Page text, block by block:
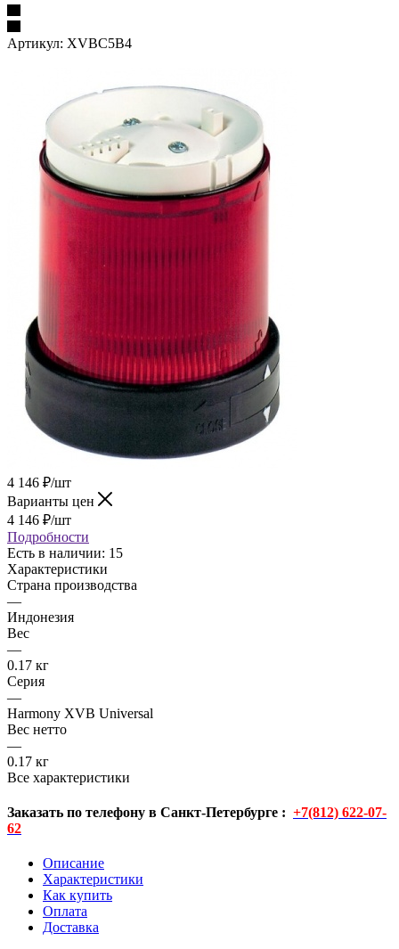
Артикул: XVBC5B4
4 146 ₽/шт
Варианты цен
4 146 ₽/шт
Подробности
Есть в наличии: 15
Характеристики
Страна производства
—
Индонезия
Вес
—
0.17 кг
Серия
—
Harmony XVB Universal
Вес нетто
—
0.17 кг
Все характеристики
Заказать по телефону в Санкт-Петербурге : +7(812) 622-07-
62
Описание
Характеристики
Как купить
Оплата
Доставка